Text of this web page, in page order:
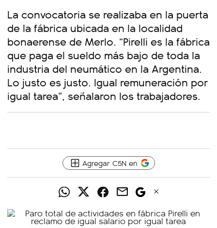
La convocatoria se realizaba en la puerta
de la fábrica ubicada en la localidad
bonaerense de Merlo. “Pirelli es la fábrica
que paga el sueldo más bajo de toda la
industria del neumático en la Argentina.
Lo justo es justo. Igual remuneración por
igual tarea”, señalaron los trabajadores.
Agregar C5N en